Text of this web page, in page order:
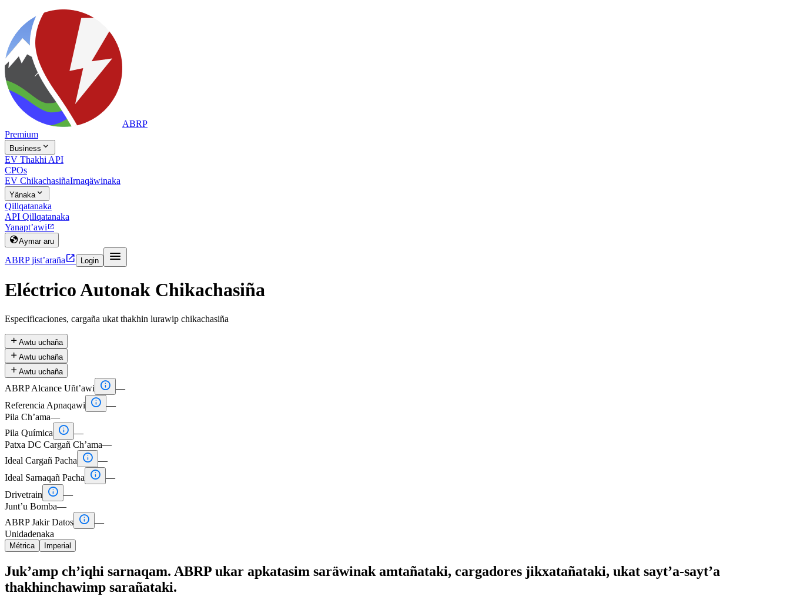
ABRP
Premium
Business 
EV Thakhi API
CPOs
EV ChikachasiñaIrnaqäwinaka
Yänaka 
Qillqatanaka
API Qillqatanaka
Yanapt’awi 
Aymar aru
ABRP jist’araña Login 
Eléctrico Autonak Chikachasiña
Especificaciones, cargaña ukat thakhin lurawip chikachasiña
 Awtu uchaña
 Awtu uchaña
 Awtu uchaña
ABRP Alcance Uñt’awi  —
Referencia Apnaqawi
 —
Pila Ch’ama—
Pila Química
 —
Patxa DC Cargañ Ch’ama—
Ideal Cargañ Pacha
 —
Ideal Sarnaqañ Pacha
 —
Drivetrain
 —
Junt’u Bomba—
ABRP Jakir Datos  —
Unidadenaka
Métrica Imperial
Juk’amp ch’iqhi sarnaqam. ABRP ukar apkatasim saräwinak amtañataki, cargadores jikxatañataki, ukat sayt’a-sayt’a
thakhinchawimp sarañataki.